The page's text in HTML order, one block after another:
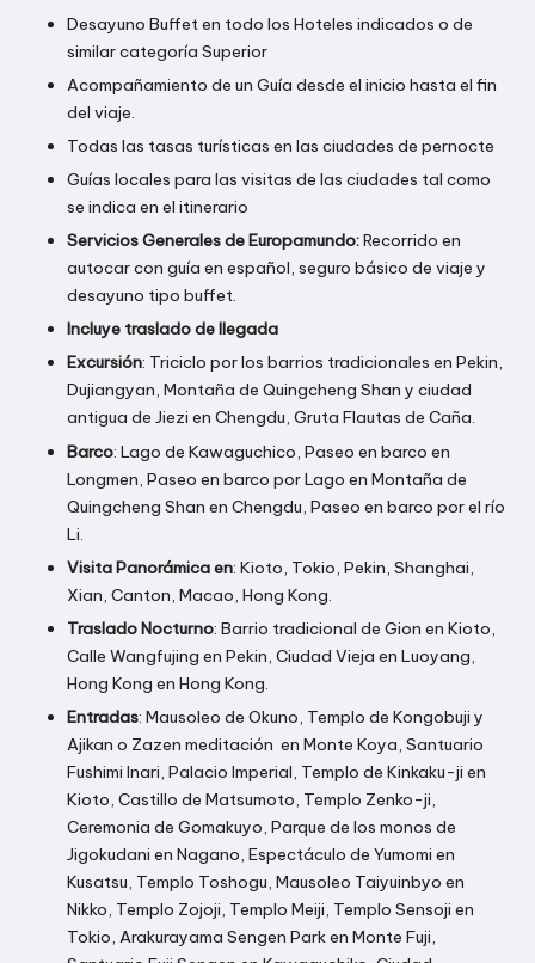
Desayuno Buffet en todo los Hoteles indicados o de
similar categoría Superior
Acompañamiento de un Guía desde el inicio hasta el fin
del viaje.
Todas las tasas turísticas en las ciudades de pernocte
Guías locales para las visitas de las ciudades tal como
se indica en el itinerario
Servicios Generales de Europamundo:Recorrido en
autocar con guía en español, seguro básico de viaje y
desayuno tipo buffet.
Incluye traslado de llegada
Excursión: Triciclo por los barrios tradicionales en Pekin,
Dujiangyan, Montaña de Quingcheng Shan y ciudad
antigua de Jiezi en Chengdu, Gruta Flautas de Caña.
Barco: Lago de Kawaguchico, Paseo en barco en
Longmen, Paseo en barco por Lago en Montaña de
Quingcheng Shan en Chengdu, Paseo en barco por el río
Li.
Visita Panorámica en: Kioto, Tokio, Pekin, Shanghai,
Xian, Canton, Macao, Hong Kong.
Traslado Nocturno: Barrio tradicional de Gion en Kioto,
Calle Wangfujing en Pekin, Ciudad Vieja en Luoyang,
Hong Kong en Hong Kong.
Entradas: Mausoleo de Okuno, Templo de Kongobuji y
Ajikan o Zazen meditación en Monte Koya, Santuario
Fushimi Inari, Palacio Imperial, Templo de Kinkaku-ji en
Kioto, Castillo de Matsumoto, Templo Zenko-ji,
Ceremonia de Gomakuyo, Parque de los monos de
Jigokudani en Nagano, Espectáculo de Yumomi en
Kusatsu, Templo Toshogu, Mausoleo Taiyuinbyo en
Nikko, Templo Zojoji, Templo Meiji, Templo Sensoji en
Tokio, Arakurayama Sengen Park en Monte Fuji,